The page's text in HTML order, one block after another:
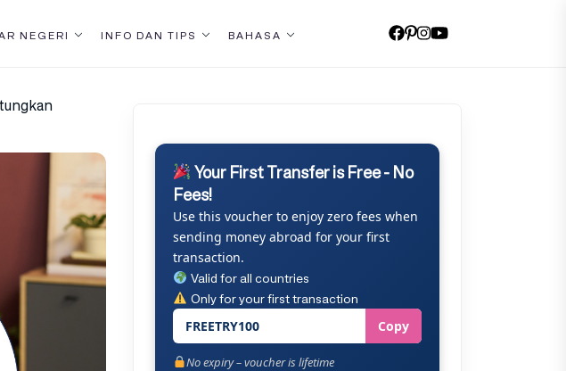
NEGERI INFO DAN TIPS BAHASA
Your First Transfer is Free - No
Fees!
Use this voucher to enjoy zero fees when
sending money abroad for your first
transaction.
Valid for all countries
Only for your first transaction
FREETRY100 Copy
No expiry – voucher is lifetime